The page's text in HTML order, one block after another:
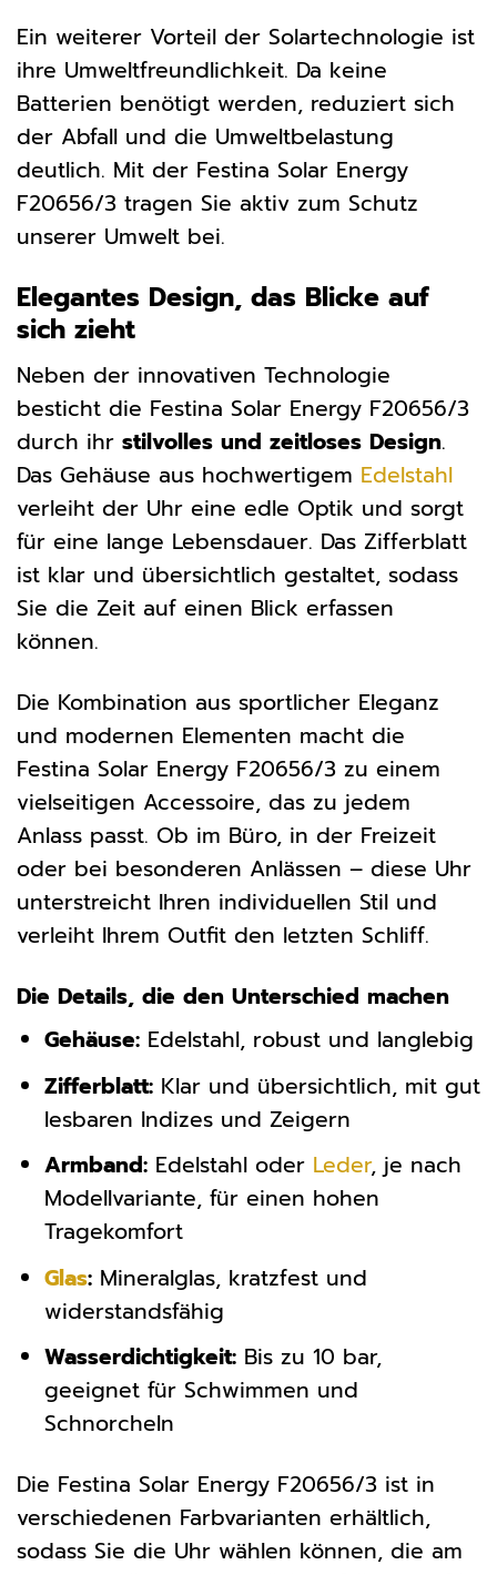
Ein weiterer Vorteil der Solartechnologie ist
ihre Umweltfreundlichkeit. Da keine
Batterien benötigt werden, reduziert sich
der Abfall und die Umweltbelastung
deutlich. Mit der Festina Solar Energy
F20656/3 tragen Sie aktiv zum Schutz
unserer Umwelt bei.
Elegantes Design, das Blicke auf
sich zieht
Neben der innovativen Technologie
besticht die Festina Solar Energy F20656/3
durch ihr stilvolles und zeitloses Design.
Das Gehäuse aus hochwertigem Edelstahl
verleiht der Uhr eine edle Optik und sorgt
für eine lange Lebensdauer. Das Zifferblatt
ist klar und übersichtlich gestaltet, sodass
Sie die Zeit auf einen Blick erfassen
können.
Die Kombination aus sportlicher Eleganz
und modernen Elementen macht die
Festina Solar Energy F20656/3 zu einem
vielseitigen Accessoire, das zu jedem
Anlass passt. Ob im Büro, in der Freizeit
oder bei besonderen Anlässen – diese Uhr
unterstreicht Ihren individuellen Stil und
verleiht Ihrem Outfit den letzten Schliff.
Die Details, die den Unterschied machen
Gehäuse:Edelstahl, robust und langlebig
Zifferblatt:Klar und übersichtlich, mit gut
lesbaren Indizes und Zeigern
Armband:Edelstahl oder Leder, je nach
Modellvariante, für einen hohen
Tragekomfort
Glas:Mineralglas, kratzfest und
widerstandsfähig
Wasserdichtigkeit:Bis zu 10 bar,
geeignet für Schwimmen und
Schnorcheln
Die Festina Solar Energy F20656/3 ist in
verschiedenen Farbvarianten erhältlich,
sodass Sie die Uhr wählen können, die am